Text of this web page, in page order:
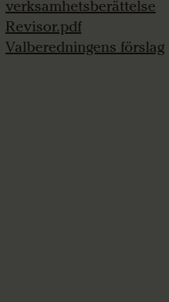
verksamhetsberättelse
Revisor.pdf
Valberedningens förslag